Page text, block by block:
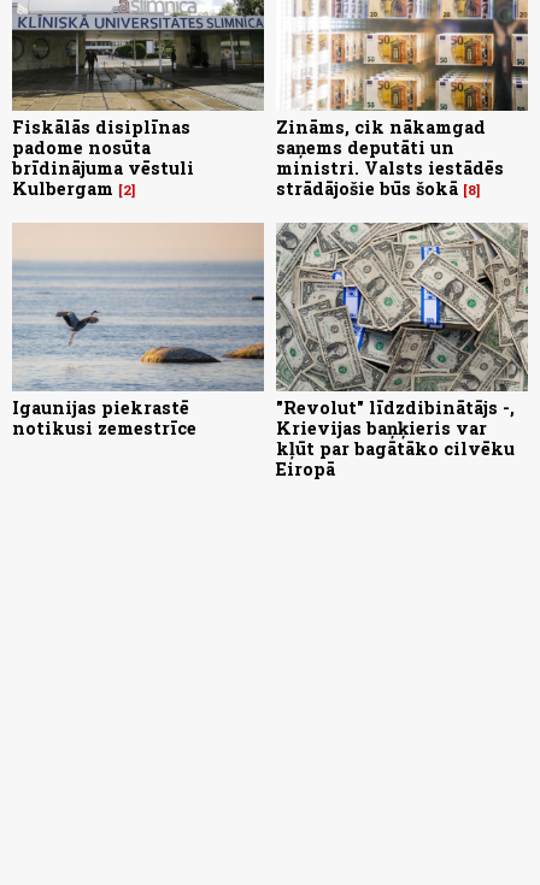
Fiskālās disiplīnas
padome nosūta
brīdinājuma vēstuli
Kulbergam
2
Zināms, cik nākamgad
saņems deputāti un
ministri. Valsts iestādēs
strādājošie būs šokā 8
Igaunijas piekrastē
notikusi zemestrīce
"Revolut" līdzdibinātājs -,
Krievijas baņķieris var
kļūt par bagātāko cilvēku
Eiropā